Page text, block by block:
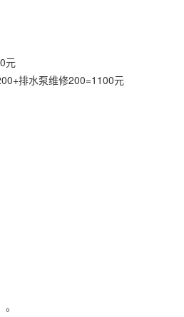
元
排水泵维修200=1100元